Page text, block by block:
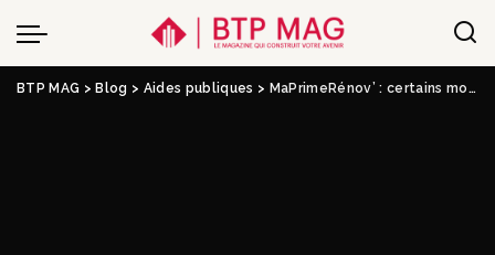
BTP MAG > Blog > Aides publiques > MaPrimeRénov’ : certains monogestes ne seront plus éligibles en 2026